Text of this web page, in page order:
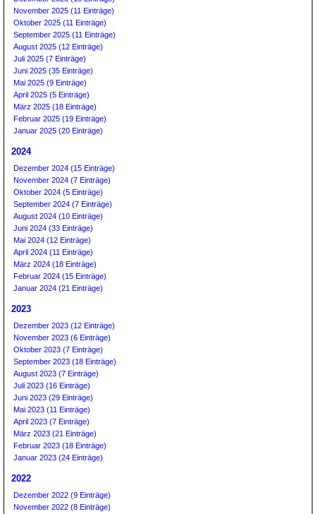
November 2025 (11 Einträge)
Oktober 2025 (11 Einträge)
September 2025 (11 Einträge)
August 2025 (12 Einträge)
Juli 2025 (7 Einträge)
Juni 2025 (35 Einträge)
Mai 2025 (9 Einträge)
April 2025 (5 Einträge)
März 2025 (18 Einträge)
Februar 2025 (19 Einträge)
Januar 2025 (20 Einträge)
2024
Dezember 2024 (15 Einträge)
November 2024 (7 Einträge)
Oktober 2024 (5 Einträge)
September 2024 (7 Einträge)
August 2024 (10 Einträge)
Juni 2024 (33 Einträge)
Mai 2024 (12 Einträge)
April 2024 (11 Einträge)
März 2024 (18 Einträge)
Februar 2024 (15 Einträge)
Januar 2024 (21 Einträge)
2023
Dezember 2023 (12 Einträge)
November 2023 (6 Einträge)
Oktober 2023 (7 Einträge)
September 2023 (18 Einträge)
August 2023 (7 Einträge)
Juli 2023 (16 Einträge)
Juni 2023 (29 Einträge)
Mai 2023 (11 Einträge)
April 2023 (7 Einträge)
März 2023 (21 Einträge)
Februar 2023 (18 Einträge)
Januar 2023 (24 Einträge)
2022
Dezember 2022 (9 Einträge)
November 2022 (8 Einträge)